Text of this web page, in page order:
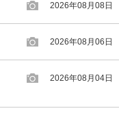
2026年08月08日
2026年08月06日
2026年08月04日